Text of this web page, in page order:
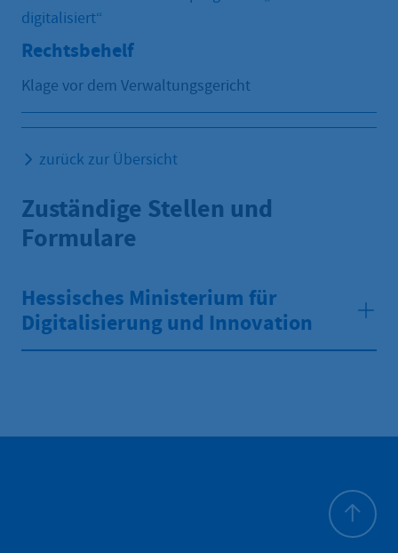
digitalisiert“
Rechtsbehelf
Klage vor dem Verwaltungsgericht
zurück zur Übersicht
Zuständige Stellen und
Formulare
Hessisches Ministerium für
Digitalisierung und Innovation